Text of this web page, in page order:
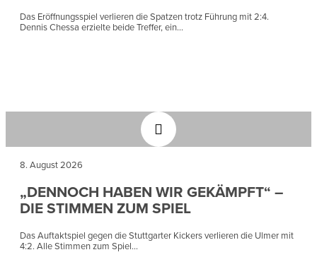
Das Eröffnungsspiel verlieren die Spatzen trotz Führung mit 2:4.
Dennis Chessa erzielte beide Treffer, ein...
8. August 2026
„DENNOCH HABEN WIR GEKÄMPFT“ –
DIE STIMMEN ZUM SPIEL
Das Auftaktspiel gegen die Stuttgarter Kickers verlieren die Ulmer mit
4:2. Alle Stimmen zum Spiel...